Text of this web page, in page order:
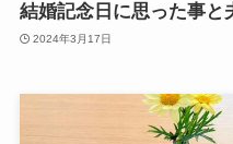
結婚記念日に思った事と
2024年3月17日